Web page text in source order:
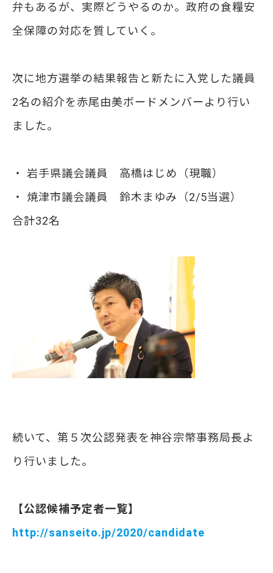
弁もあるが、実際どうやるのか。政府の食糧安
全保障の対応を質していく。
次に地方選挙の結果報告と新たに入党した議員
2名の紹介を赤尾由美ボードメンバーより行い
ました。
・ 岩手県議会議員 高橋はじめ（現職）
・ 焼津市議会議員 鈴木まゆみ（2/5当選）
合計32名
続いて、第５次公認発表を神谷宗幣事務局長よ
り行いました。
【公認候補予定者一覧】
http://sanseito.jp/2020/candidate